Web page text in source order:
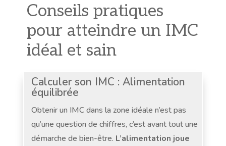
Conseils pratiques
pour atteindre un IMC
idéal et sain
Calculer son IMC : Alimentation
équilibrée
Obtenir un IMC dans la zone idéale n’est pas
qu’une question de chiffres, c’est avant tout une
démarche de bien-être. L’alimentation joue